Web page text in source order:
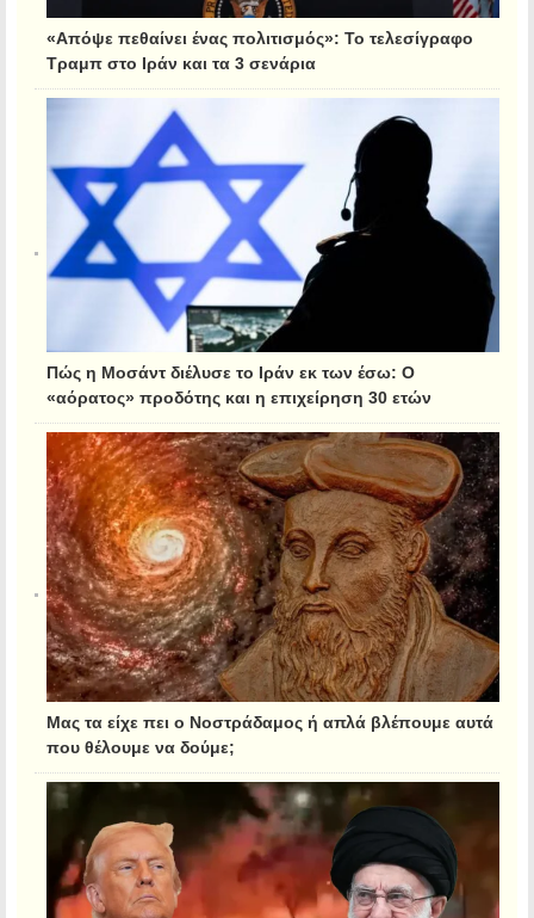
«Απόψε πεθαίνει ένας πολιτισμός»: Το τελεσίγραφο
Τραμπ στο Ιράν και τα 3 σενάρια
Πώς η Μοσάντ διέλυσε το Ιράν εκ των έσω: Ο
«αόρατος» προδότης και η επιχείρηση 30 ετών
Μας τα είχε πει ο Νοστράδαμος ή απλά βλέπουμε αυτά
που θέλουμε να δούμε;